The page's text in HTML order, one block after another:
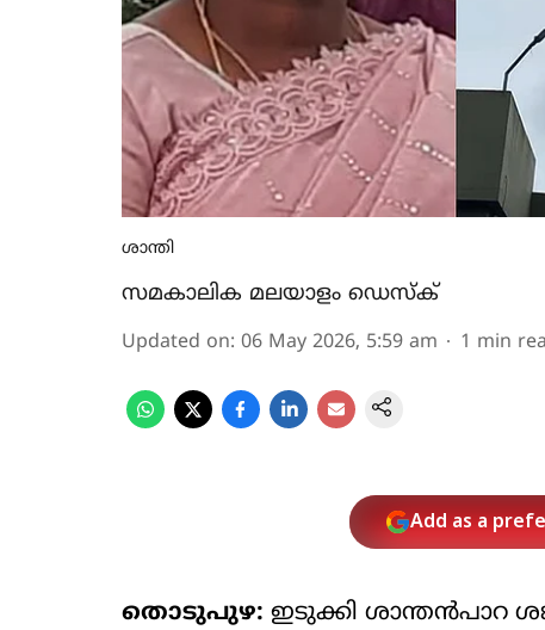
ശാന്തി
സമകാലിക മലയാളം ഡെസ്ക്
Updated on: 06 May 2026, 5:59 am 1 min
Add as a
തൊടുപുഴ: ഇടുക്കി ശാന്തന്‍പാറ